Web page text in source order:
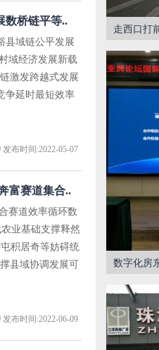
数桥链平等..
县域链公平发展
域经济发展新载
激发跨越式发展
争延时最短效率
发布时间:2022-05-07
富赛道集合..
赛道效率循环数
业基础支撑释然
积居奇等妨碍统
县域协调发展可
发布时间:2022-06-09
走西口打
数字化房